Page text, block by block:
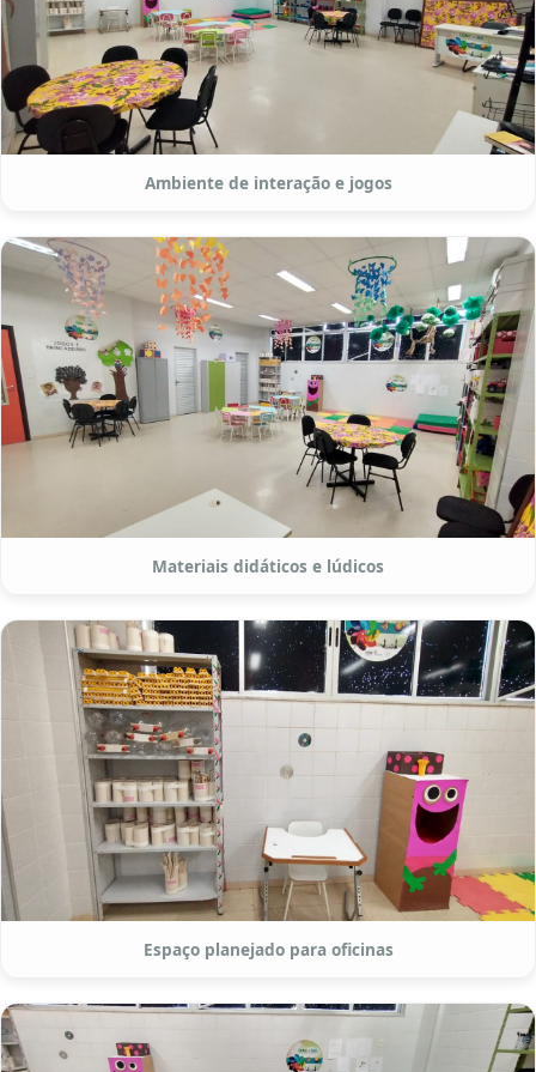
Ambiente de interação e jogos
Materiais didáticos e lúdicos
Espaço planejado para oficinas